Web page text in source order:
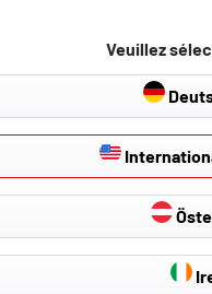
2022-auj.
satinée en véritable
et bord relevé de 15
base : protège des
et de l?humidité
Détails
Veuillez